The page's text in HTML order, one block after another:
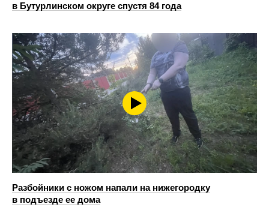
в Бутурлинском округе спустя 84 года
Разбойники с ножом напали на нижегородку
в подъезде ее дома